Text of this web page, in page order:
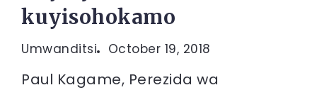
kuyisohokamo
Umwanditsi October 19, 2018
Paul Kagame, Perezida wa